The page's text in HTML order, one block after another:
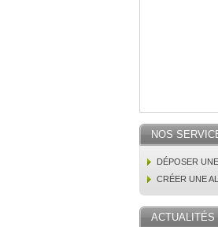
NOS
DÉPOSER
CRÉER UNE
ACTUALITÉS